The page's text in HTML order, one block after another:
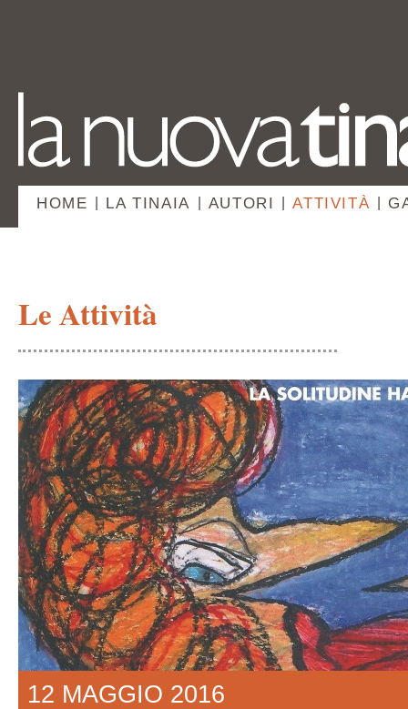
HOME LA TINAIA AUTORI ATTIVITÀ
Le Attività
12 MAGGIO 2016